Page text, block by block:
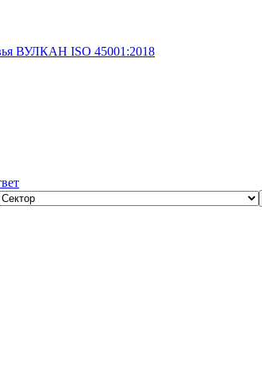
ВУЛКАН ISO 45001:2018